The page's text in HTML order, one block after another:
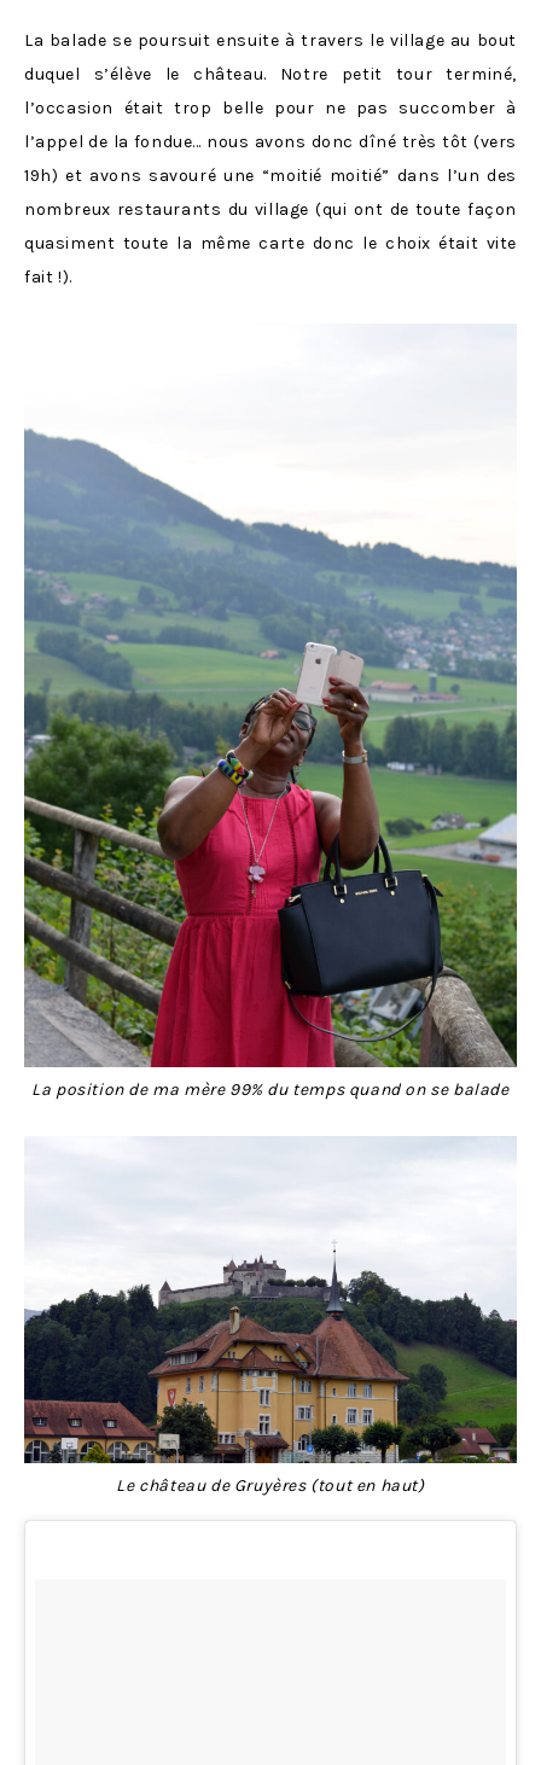
La balade se poursuit ensuite à travers le village au bout
duquel s’élève le château. Notre petit tour terminé,
l’occasion était trop belle pour ne pas succomber à
l’appel de la fondue… nous avons donc dîné très tôt (vers
19h) et avons savouré une “moitié moitié” dans l’un des
nombreux restaurants du village (qui ont de toute façon
quasiment toute la même carte donc le choix était vite
fait !).
La position de ma mère 99% du temps quand on se balade
Le château de Gruyères (tout en haut)